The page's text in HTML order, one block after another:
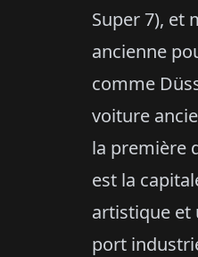
Super 7), et
ancienne
comme
voiture
la première
est la
artistique et
port